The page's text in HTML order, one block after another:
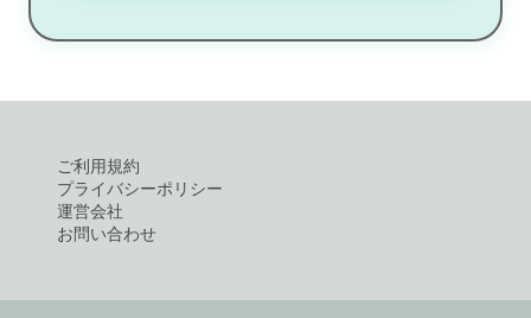
ご利用規約
プライバシーポリシー
運営会社
お問い合わせ